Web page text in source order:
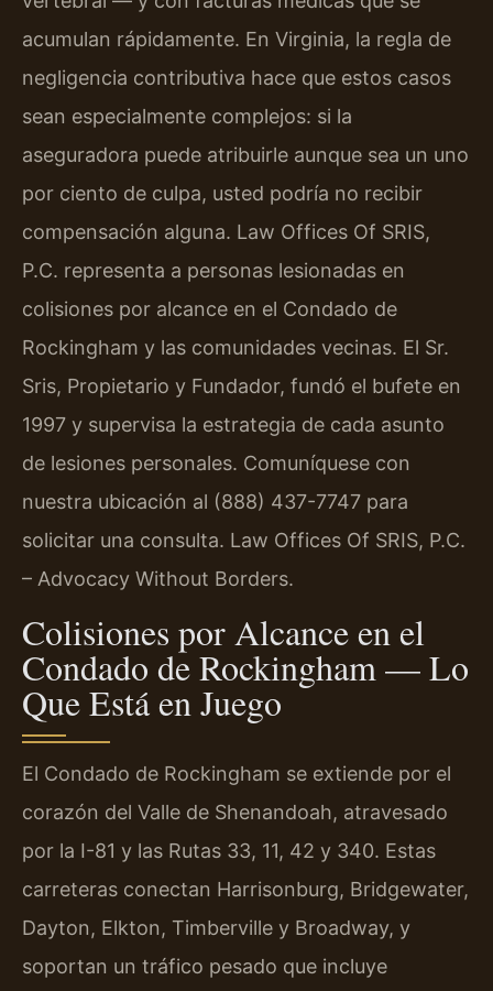
acumulan rápidamente. En Virginia, la regla de
negligencia contributiva hace que estos casos
sean especialmente complejos: si la
aseguradora puede atribuirle aunque sea un uno
por ciento de culpa, usted podría no recibir
compensación alguna. Law Offices Of SRIS,
P.C. representa a personas lesionadas en
colisiones por alcance en el Condado de
Rockingham y las comunidades vecinas. El Sr.
Sris, Propietario y Fundador, fundó el bufete en
1997 y supervisa la estrategia de cada asunto
de lesiones personales. Comuníquese con
nuestra ubicación al (888) 437-7747 para
solicitar una consulta. Law Offices Of SRIS, P.C.
– Advocacy Without Borders.
Colisiones por Alcance en el
Condado de Rockingham — Lo
Que Está en Juego
El Condado de Rockingham se extiende por el
corazón del Valle de Shenandoah, atravesado
por la I-81 y las Rutas 33, 11, 42 y 340. Estas
carreteras conectan Harrisonburg, Bridgewater,
Dayton, Elkton, Timberville y Broadway, y
soportan un tráfico pesado que incluye